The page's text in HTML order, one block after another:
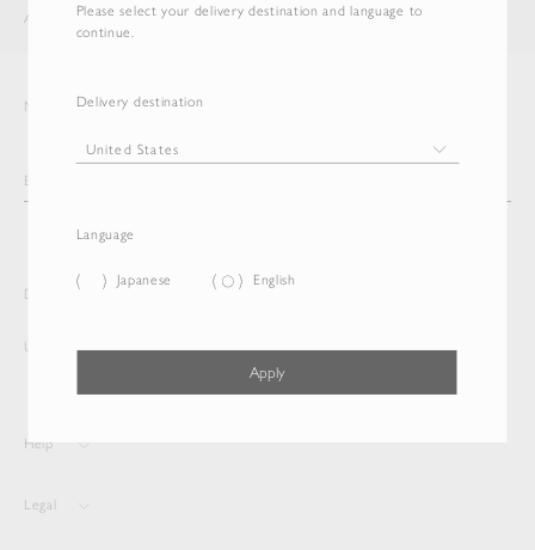
Please select your delivery destination and language to
continue.
Delivery destination
Language
Japanese English
Apply
AURALEE ITEM
Newsletter
Delivery destination and Language
United States English
Help
Legal